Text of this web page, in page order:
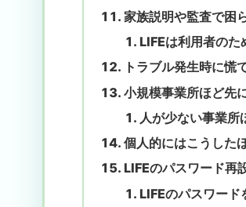
家族説明や監査で困
LIFEは利用者の
トラブル発生時に慌
小規模事業所ほど先
人が少ない事業所
個人的にはこうした
LIFEのパスワード再
LIFEのパスワー